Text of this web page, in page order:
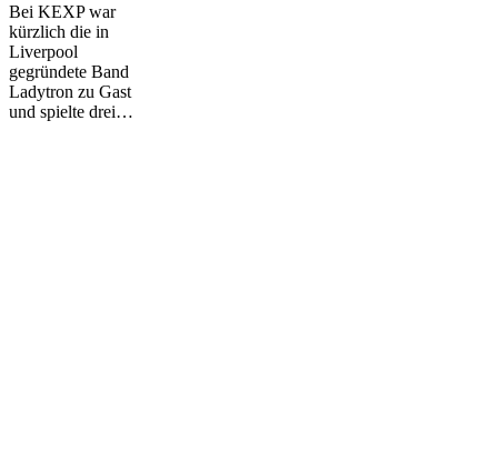
Bei KEXP war
kürzlich die in
Liverpool
gegründete Band
Ladytron zu Gast
und spielte drei…